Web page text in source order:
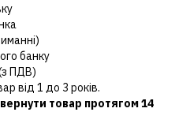
банку
ПДВ)
від 1 до 3 років.
товар протягом 14